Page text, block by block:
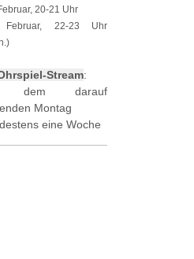
20-21 Uhr
22-23 Uhr
Stream:
dem darauf
Montag
eine Woche